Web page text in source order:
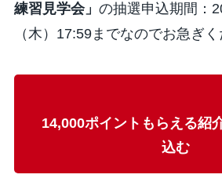
練習見学会」 の抽選申込期間：
（木）17:59までなのでお急ぎく
14,000ポイントもらえる紹
込む